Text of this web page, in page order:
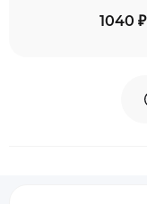
1040 ₽